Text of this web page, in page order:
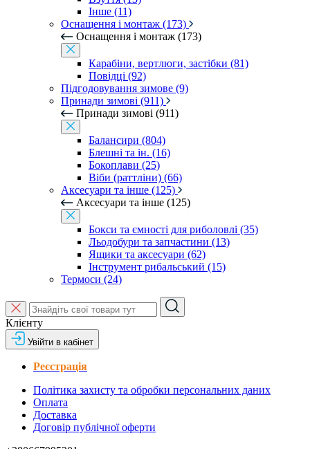
Інше (11)
Оснащення і монтаж (173)
Оснащення і монтаж (173)
Карабіни, вертлюги, застібки (81)
Повідці (92)
Підгодовування зимове (9)
Принади зимові (911)
Принади зимові (911)
Балансири (804)
Блешні та ін. (16)
Бокоплави (25)
Віби (раттліни) (66)
Аксесуари та інше (125)
Аксесуари та інше (125)
Бокси та ємності для риболовлі (35)
Льодобури та запчастини (13)
Ящики та аксесуари (62)
Інструмент рибальський (15)
Термоси (24)
Клієнту
Увійти в кабінет
Реєстрація
Політика захисту та обробки персональних даних
Оплата
Доставка
Договір публічної оферти